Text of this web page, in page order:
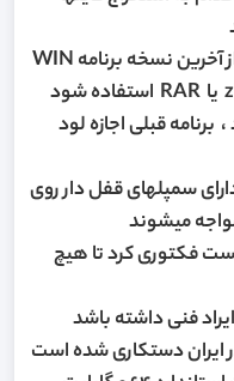
راه حل این مشکل این است که باید از آخرین نسخه برنامه WIN
قبلی اجازه لود
سمپلهای قفل دار روی
میشوند
فکتوری کرد تا هیچ
فنی داشته باشد
دستکاری شده است